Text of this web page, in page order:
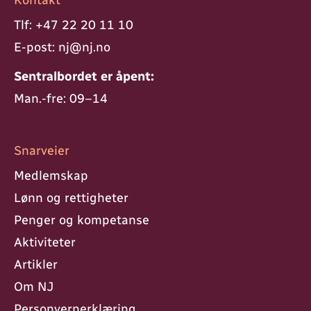
Tlf: +47 22 20 11 10
E-post: nj@nj.no
Sentralbordet er åpent:
Man.-fre: 09–14
Snarveier
Medlemskap
Lønn og rettigheter
Penger og kompetanse
Aktiviteter
Artikler
Om NJ